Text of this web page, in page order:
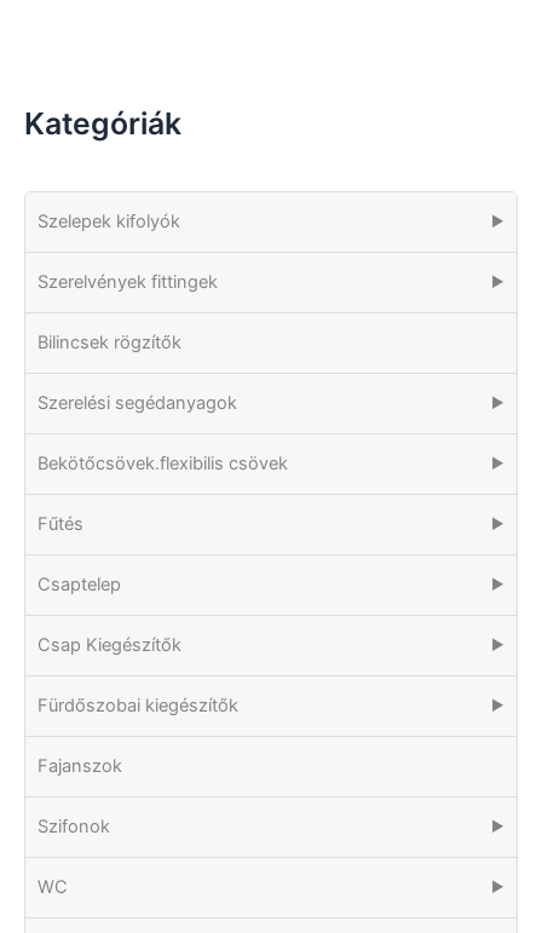
Kategóriák
Szelepek kifolyók ▶
Szerelvények fittingek ▶
Bilincsek rögzítők
Szerelési segédanyagok ▶
Bekötőcsövek.flexibilis csövek ▶
Fűtés ▶
Csaptelep ▶
Csap Kiegészítők ▶
Fürdőszobai kiegészítők ▶
Fajanszok
Szifonok ▶
WC ▶